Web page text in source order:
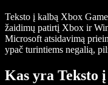
Teksto į kalbą Xbox
žaidimų patirtį Xbox ir
Microsoft atsidavimą
ypač turintiems negalią,
Kas yra Teksto